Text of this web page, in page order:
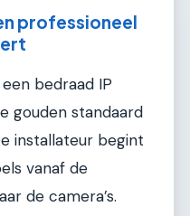
professioneel
bedraad IP
gouden standaard
installateur begint
vanaf de
de camera’s.